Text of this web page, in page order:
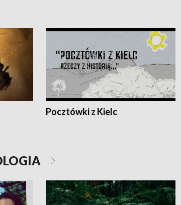
Pocztówki z Kielc